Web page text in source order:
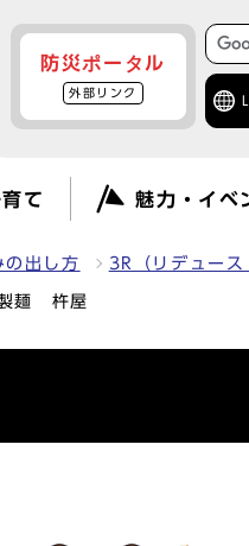
防災ポータル
外部リンク
て 魅力・イベ
の出し方 3R（リデュース
麺 杵屋